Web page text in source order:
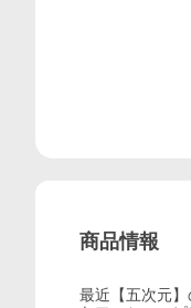
商品情報
最近【五次元